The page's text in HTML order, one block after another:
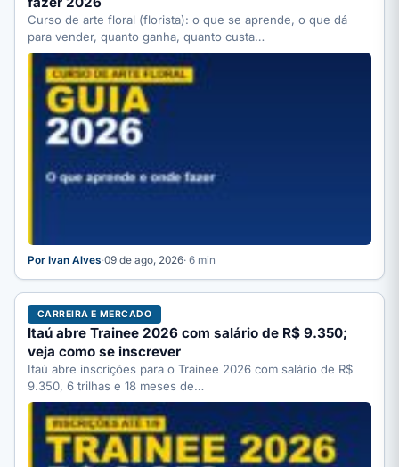
Curso de arte floral (florista): o que se aprende, o que dá
para vender, quanto ganha, quanto custa…
Por Ivan Alves·09 de ago, 2026· 6 min
CARREIRA E MERCADO
Itaú abre Trainee 2026 com salário de R$ 9.350;
veja como se inscrever
Itaú abre inscrições para o Trainee 2026 com salário de R$
9.350, 6 trilhas e 18 meses de…